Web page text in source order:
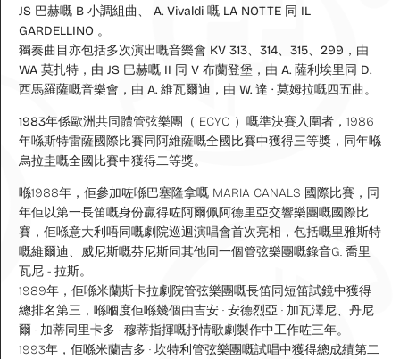
JS 巴赫嘅 B 小調組曲、 A. Vivaldi 嘅 LA NOTTE 同 IL
GARDELLINO 。
獨奏曲目亦包括多次演出嘅音樂會 KV 313、314、315、299，由
WA 莫扎特，由 JS 巴赫嘅 II 同 V 布蘭登堡，由 A. 薩利埃里同 D.
西馬羅薩嘅音樂會，由 A. 維瓦爾迪，由 W. 達 · 莫姆拉嘅四五曲。
1983年係歐洲共同體管弦樂團（ ECYO ）嘅準決賽入圍者，1986
年喺斯特雷薩國際比賽同阿維薩嘅全國比賽中獲得三等獎，同年喺
烏拉圭嘅全國比賽中獲得二等獎。
喺1988年，佢參加咗喺巴塞隆拿嘅 MARIA CANALS 國際比賽，同
年佢以第一長笛嘅身份贏得咗阿爾佩阿德里亞交響樂團嘅國際比
賽，佢喺意大利唔同嘅劇院巡迴演唱會首次亮相，包括嘅里雅斯特
嘅維爾迪、威尼斯嘅芬尼斯同其他同一個管弦樂團嘅錄音G. 喬里
瓦尼 - 拉斯。
1989年，佢喺米蘭斯卡拉劇院管弦樂團嘅長笛同短笛試鏡中獲得
總排名第三，喺嗰度佢喺幾個由吉安 · 安德烈亞 · 加瓦澤尼、丹尼
爾 · 加蒂同里卡多 · 穆蒂指揮嘅抒情歌劇製作中工作咗三年。
1993年，佢喺米蘭吉多 · 坎特利管弦樂團嘅試唱中獲得總成績第二